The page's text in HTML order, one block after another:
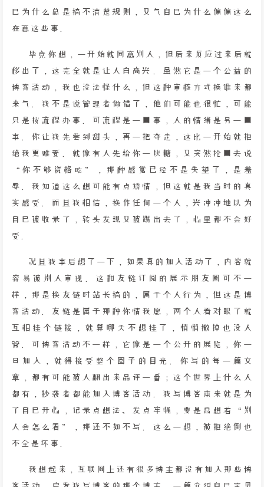
己为什么总是搞不清楚规则，又气自己为什么偏偏这么
在意这些事。
毕竟你想，一开始就同意别人，但后来反应过来后就
移出了，这完全就是让人白高兴。虽然它是一个公益的
博客活动，我也没法怪什么，但这种审核方式换谁来都
来气。我不是说管理者做错了，他们可能也很忙，可能
只是按流程办事。可流程是一回事，人的情绪是另一回
事。你让我先尝到甜头，再一把夺走，这比一开始就拒
绝我更难受。就像有人先给你一块糖，又突然抢回去说
“你不够资格吃”，那种感觉已经不是失望了，是羞
辱。我知道这么想可能有点矫情，但这就是我当时的真
实感受。而且我相信，换作任何一个人，兴冲冲地以为
自己被收录了，转头发现又被踢出去了，心里都不会好
受。
况且我事后想了一下，如果真的加入活动了，内容就
容易被别人审视。这和友链订阅的展示朋友圈可不一
样，那是换友链时站长搞的，属于个人行为，但这是博
客活动。友链是属于那种你情我愿，两个人看对眼了就
互相挂个链接，就算哪天不想挂了，悄悄撤掉也没人
管。可博客活动不一样，它像是一个公开的展览，你一
旦加入，就得接受整个圈子的目光。你写的每一篇文
章，都有可能被人翻出来品评一番；这个世界上什么人
都有，抄袭者都能加入博客活动。我写博客本来就是为
了自己开心，记录点想法、发点牢骚，要是总想着“别
人会怎么看”，那还不如不写。这么一想，被拒绝倒也
不全是坏事。
我想起来，互联网上还有很多博主都没有加入那些博